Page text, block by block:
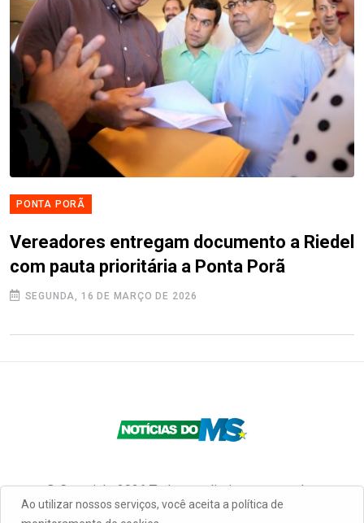
PONTA PORÃ
Vereadores entregam documento a Riedel
com pauta prioritária a Ponta Porã
SEGUNDA, 16 DE MARÇO DE 2026
Ao utilizar nossos serviços, você aceita a política de
© Copyright 2026 Todos os direitos reservados